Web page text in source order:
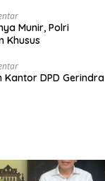
Munir, Polri
Khusus
Kantor DPD Gerindra